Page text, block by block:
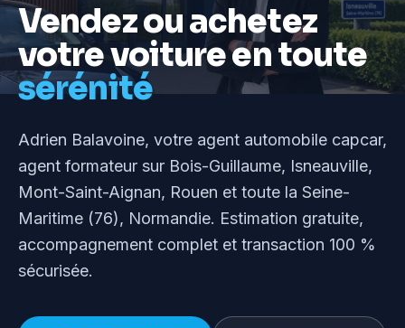
Vendez ou achetez
votre voiture en toute
sérénité
Adrien Balavoine, votre agent automobile capcar,
agent formateur sur Bois-Guillaume, Isneauville,
Mont-Saint-Aignan, Rouen et toute la Seine-
Maritime (76), Normandie. Estimation gratuite,
accompagnement complet et transaction 100 %
sécurisée.